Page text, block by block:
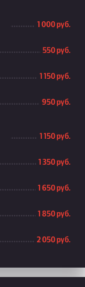
1 000 руб.
550 руб.
1 150 руб.
950 руб.
1 150 руб.
1 350 руб.
1 650 руб.
1 850 руб.
2 050 руб.